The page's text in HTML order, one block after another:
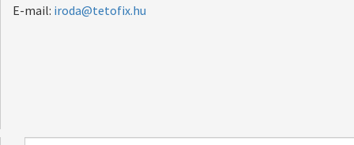
E-mail: iroda@tetofix.hu